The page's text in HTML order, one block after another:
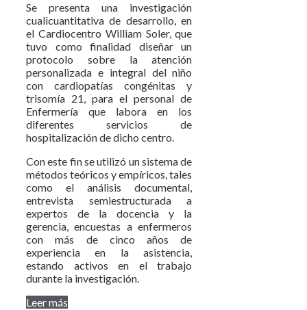
Se presenta una investigación
cualicuantitativa de desarrollo, en
el Cardiocentro William Soler, que
tuvo como finalidad diseñar un
protocolo sobre la atención
personalizada e integral del niño
con cardiopatías congénitas y
trisomía 21, para el personal de
Enfermería que labora en los
diferentes servicios de
hospitalización de dicho centro.
Con este fin se utilizó un sistema de
métodos teóricos y empíricos, tales
como el análisis documental,
entrevista semiestructurada a
expertos de la docencia y la
gerencia, encuestas a enfermeros
con más de cinco años de
experiencia en la asistencia,
estando activos en el trabajo
durante la investigación.
Leer más